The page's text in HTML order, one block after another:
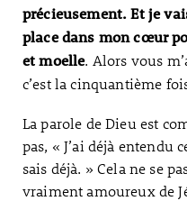
précieusement. Et je
place dans mon cœur
et moelle. Alors vous
c’est la cinquantième
La parole de Dieu est
pas, « J’ai déjà entendu
sais déjà. » Cela ne se
vraiment amoureux de